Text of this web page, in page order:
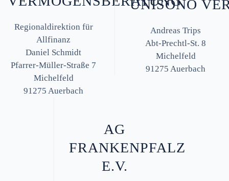
Regionaldirektion für
Allfinanz
Daniel Schmidt
Pfarrer-Müller-Straße 7
Michelfeld
91275 Auerbach
UNISONO
Andreas Trips
Abt-Prechtl-St. 8
Michelfeld
91275 Auerbach
AG
FRANKENPFALZ
E.V.